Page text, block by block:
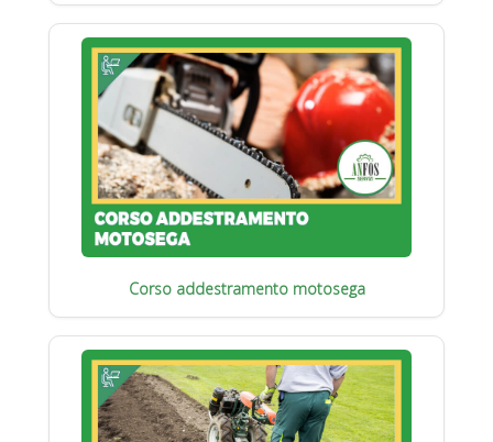
Corso addestramento motosega